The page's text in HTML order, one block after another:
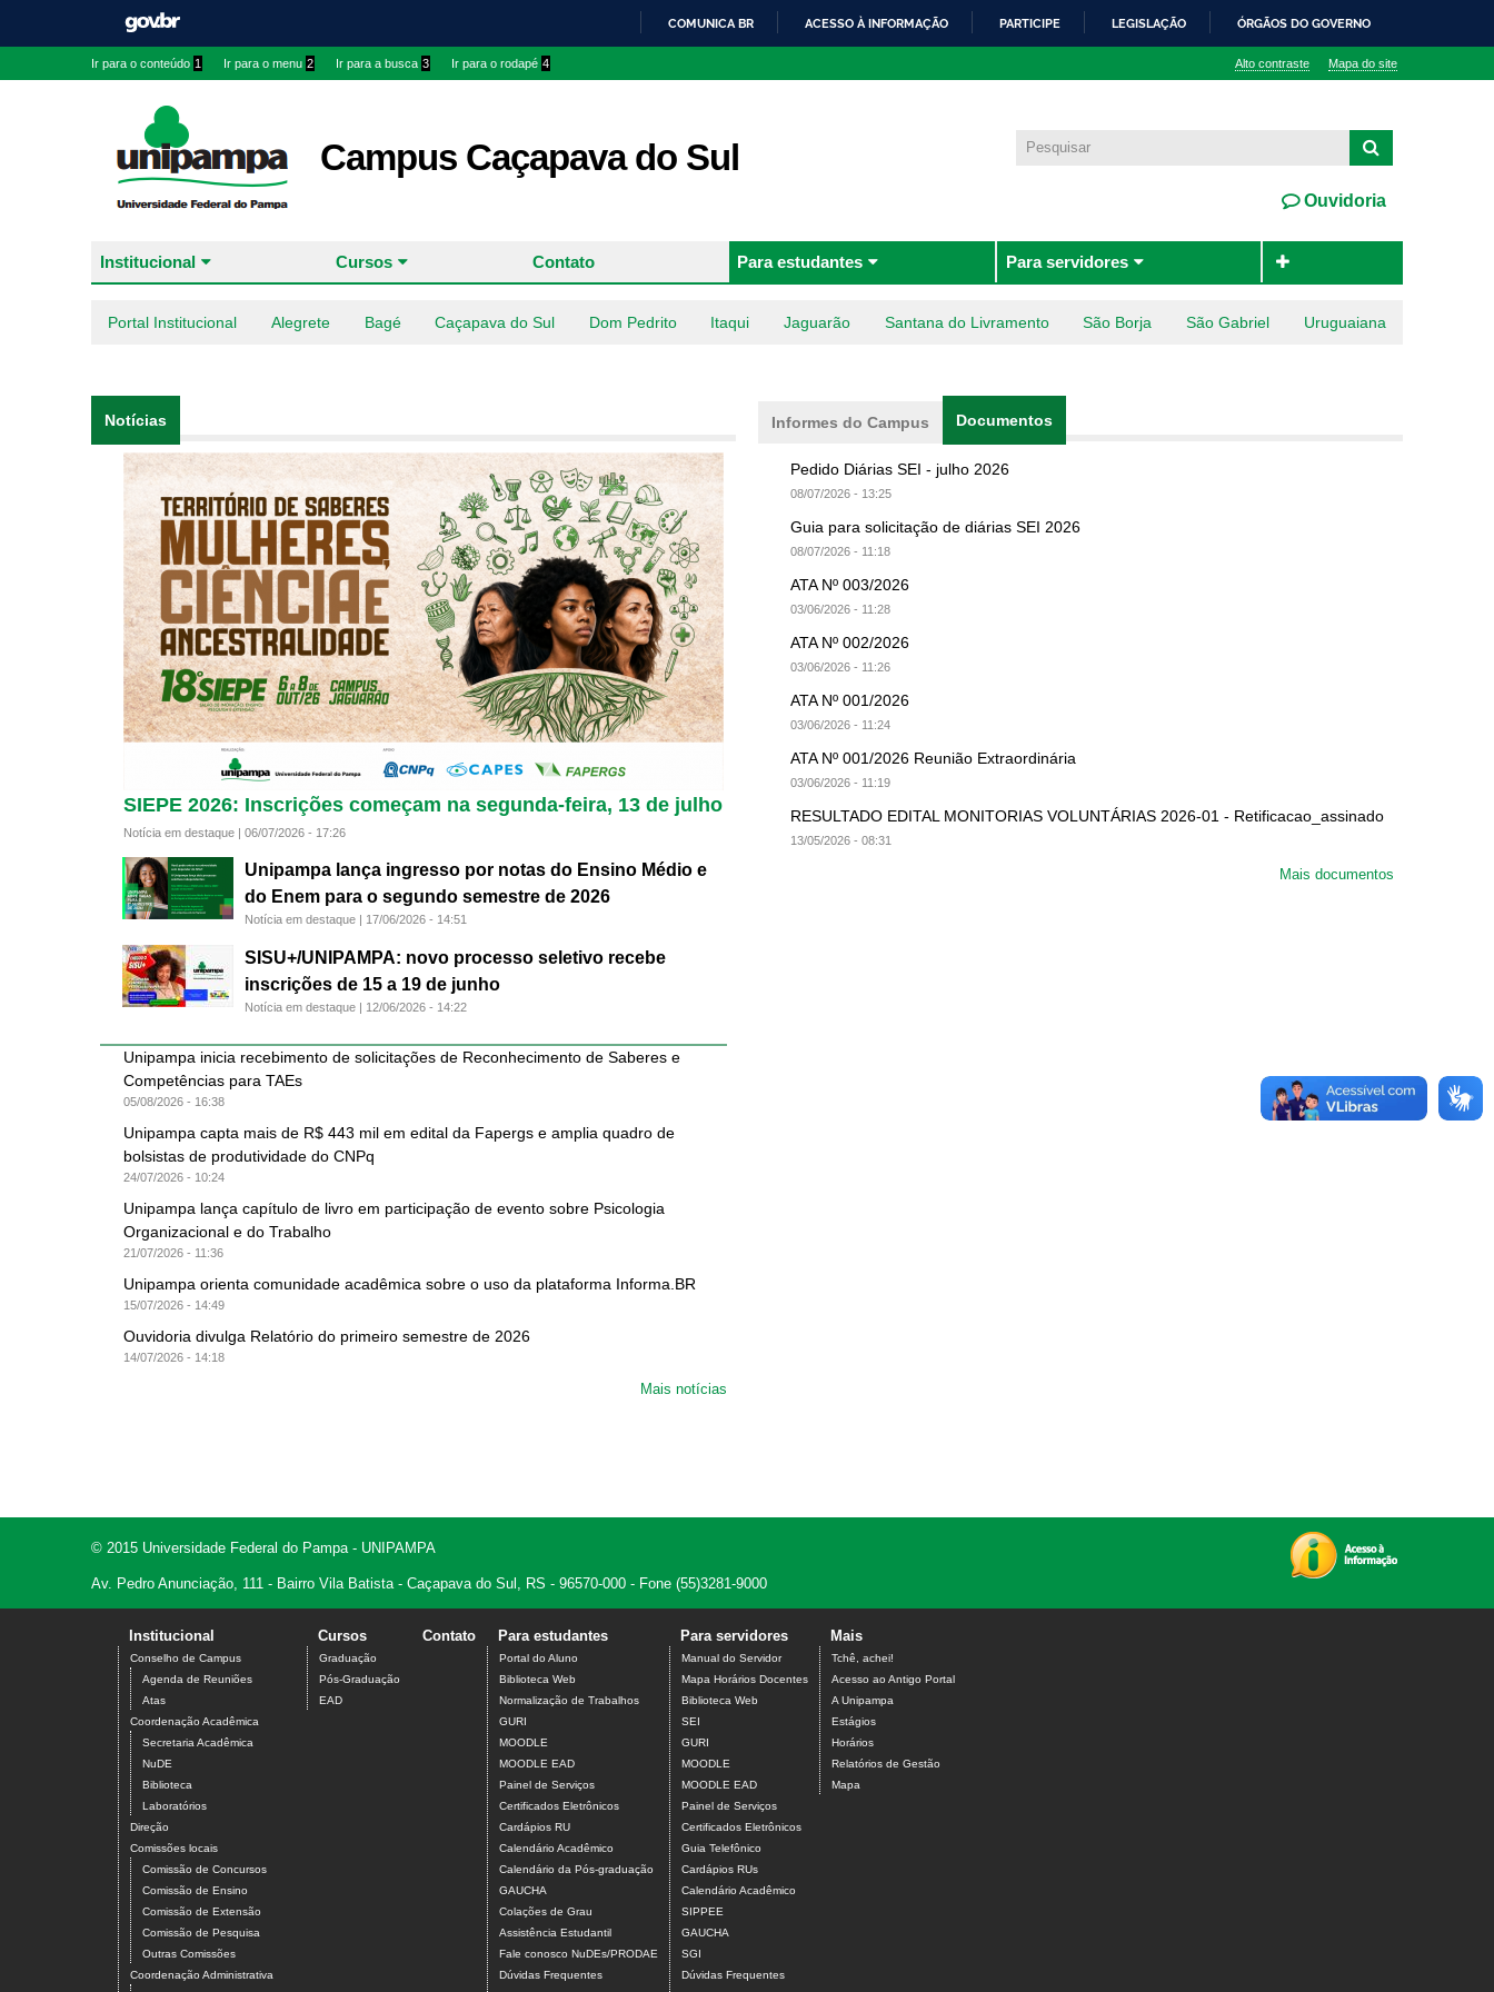
COMUNICA BR ACESSO À INFORMAÇÃO PARTICIPE LEGISLAÇÃO ÓRGÃOS DO GOVERNO
Ir para o conteúdo 1 Ir para o menu 2 Ir para a busca 3 Ir para o rodapé 4 Alto contraste Mapa do site
Campus Caçapava do Sul
Ouvidoria
Institucional Cursos Contato Para estudantes Para servidores
Portal Institucional Alegrete Bagé Caçapava do Sul Dom Pedrito Itaqui Jaguarão Santana do Livramento São Borja São Gabriel Uruguaiana
Notícias
SIEPE 2026: Inscrições começam na segunda-feira, 13 de julho
Notícia em destaque | 06/07/2026 - 17:26
Unipampa lança ingresso por notas do Ensino Médio e
do Enem para o segundo semestre de 2026
Notícia em destaque | 17/06/2026 - 14:51
SISU+/UNIPAMPA: novo processo seletivo recebe
inscrições de 15 a 19 de junho
Notícia em destaque | 12/06/2026 - 14:22
Unipampa inicia recebimento de solicitações de Reconhecimento de Saberes e
Competências para TAEs
05/08/2026 - 16:38
Unipampa capta mais de R$ 443 mil em edital da Fapergs e amplia quadro de
bolsistas de produtividade do CNPq
24/07/2026 - 10:24
Unipampa lança capítulo de livro em participação de evento sobre Psicologia
Organizacional e do Trabalho
21/07/2026 - 11:36
Unipampa orienta comunidade acadêmica sobre o uso da plataforma Informa.BR
15/07/2026 - 14:49
Ouvidoria divulga Relatório do primeiro semestre de 2026
14/07/2026 - 14:18
Mais notícias
Informes do Campus Documentos
Pedido Diárias SEI - julho 2026
08/07/2026 - 13:25
Guia para solicitação de diárias SEI 2026
08/07/2026 - 11:18
ATA Nº 003/2026
03/06/2026 - 11:28
ATA Nº 002/2026
03/06/2026 - 11:26
ATA Nº 001/2026
03/06/2026 - 11:24
ATA Nº 001/2026 Reunião Extraordinária
03/06/2026 - 11:19
RESULTADO EDITAL MONITORIAS VOLUNTÁRIAS 2026-01 - Retificacao_assinado
13/05/2026 - 08:31
Mais documentos
© 2015 Universidade Federal do Pampa - UNIPAMPA
Av. Pedro Anunciação, 111 - Bairro Vila Batista - Caçapava do Sul, RS - 96570-000 - Fone (55)3281-9000
Institucional
Conselho de Campus
Agenda de Reuniões
Atas
Coordenação Acadêmica
Secretaria Acadêmica
NuDE
Biblioteca
Laboratórios
Direção
Comissões locais
Comissão de Concursos
Comissão de Ensino
Comissão de Extensão
Comissão de Pesquisa
Outras Comissões
Coordenação Administrativa
Cursos
Graduação
Pós-Graduação
EAD
Contato Para estudantes
Portal do Aluno
Biblioteca Web
Normalização de Trabalhos
GURI
MOODLE
MOODLE EAD
Painel de Serviços
Certificados Eletrônicos
Cardápios RU
Calendário Acadêmico
Calendário da Pós-graduação
GAUCHA
Colações de Grau
Assistência Estudantil
Fale conosco NuDEs/PRODAE
Dúvidas Frequentes
Para servidores
Manual do Servidor
Mapa Horários Docentes
Biblioteca Web
SEI
GURI
MOODLE
MOODLE EAD
Painel de Serviços
Certificados Eletrônicos
Guia Telefônico
Cardápios RUs
Calendário Acadêmico
SIPPEE
GAUCHA
SGI
Dúvidas Frequentes
Mais
Tchê, achei!
Acesso ao Antigo Portal
A Unipampa
Estágios
Horários
Relatórios de Gestão
Mapa